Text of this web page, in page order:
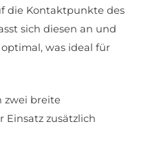
die Kontaktpunkte des
sich diesen an und
was ideal für
zwei breite
zusätzlich